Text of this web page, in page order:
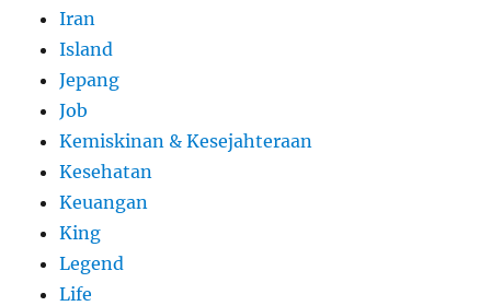
Iran
Island
Jepang
Job
Kemiskinan & Kesejahteraan
Kesehatan
Keuangan
King
Legend
Life